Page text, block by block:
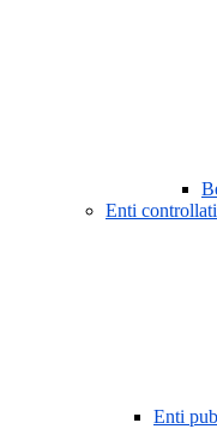
Enti controllati
Enti